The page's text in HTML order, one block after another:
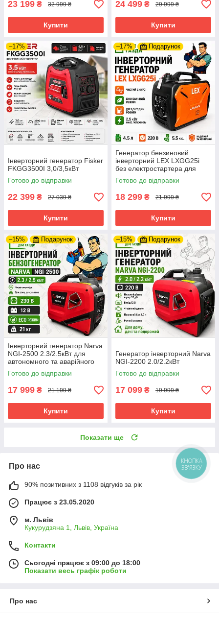
23 199 ₴ 32 999 ₴
Купити
24 499 ₴ 29 999 ₴
Купити
–17%
Інверторний генератор Fisker
FKGG3500I 3,0/3,5кВт
Готово до відправки
22 399 ₴ 27 039 ₴
Купити
–17% Подарунок
Генератор бензиновий
інверторний LEX LXGG25i
без електростартера для
дому та виїздів
Готово до відправки
18 299 ₴ 21 999 ₴
Купити
–15% Подарунок
Інверторний генератор Narva
NGI-2500 2.3/2.5кВт для
автономного та аварійного
живлення електроенергії
Готово до відправки
17 999 ₴ 21 199 ₴
Купити
–15% Подарунок
Генератор інверторний Narva
NGI-2200 2.0/2.2кВт
Готово до відправки
17 099 ₴ 19 999 ₴
Купити
Показати ще
Про нас
90% позитивних з 1108 відгуків за рік
Працює з 23.05.2020
м. Львів
Кукурудзяна 1, Львів, Україна
Контакти
Сьогодні працює з 09:00 до 18:00
Показати весь графік роботи
Про нас
КНОПКА
ЗВ'ЯЗКУ